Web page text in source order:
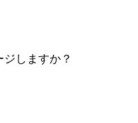
しますか？